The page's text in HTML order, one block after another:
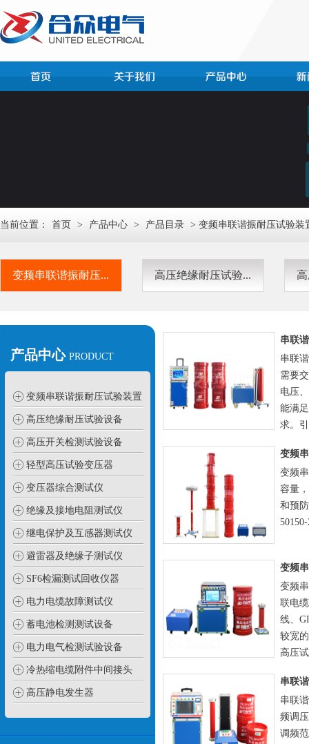
当前位置： 首页 > 产品中心 > 产品目录 > 变频串联谐振耐压试验装
变频串联谐振耐压... 高压绝缘耐压试验...
产品中心 PRODUCT
变频串联谐振耐压试验装置
高压绝缘耐压试验设备
高压开关检测试验设备
轻型高压试验变压器
变压器综合测试仪
绝缘及接地电阻测试仪
继电保护及互感器测试仪
避雷器及绝缘子测试仪
SF6检漏测试回收仪器
电力电缆故障测试仪
蓄电池检测测试设备
电力电气检测试验设备
冷热缩电缆附件中间接头
高压静电发生器
串联
需要
电压
能满
求。
变频
容量
和预
变频
联电
线、
较宽
高压
串联
频调
调频